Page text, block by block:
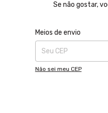
Se não gostar,
Entregas para o CEP:
Meios de envio
Não sei meu CEP